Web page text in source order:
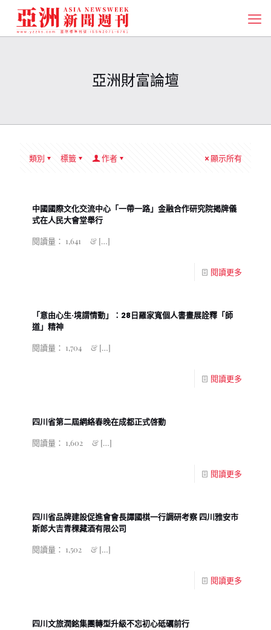
亞洲財富論壇
類別 標籤 作者 顯示所有
中國國際文化交流中心「一帶一路」金融合作研究院揭牌儀
式在人民大會堂舉行
閱讀量： 1,641 & […]
閱讀更多
「意由心生·境謂情動」：28日羅家寬個人書畫展詮釋「師
道」精神
閱讀量： 1,704 & […]
閱讀更多
四川省第二屆網絡春晚在成都正式啓動
閱讀量： 1,602 & […]
閱讀更多
四川省品牌建設促進會會長譚國棋一行調研考察 四川雅安市
斯郎大吉青稞藏酒有限公司
閱讀量： 1,502 & […]
閱讀更多
四川文旅潤銘集團轉型升級不忘初心砥礪前行